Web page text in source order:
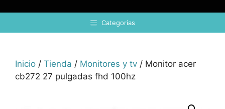
Categorías
Inicio / Tienda / Monitores y tv / Monitor acer
cb272 27 pulgadas fhd 100hz